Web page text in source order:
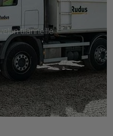
tilanneille